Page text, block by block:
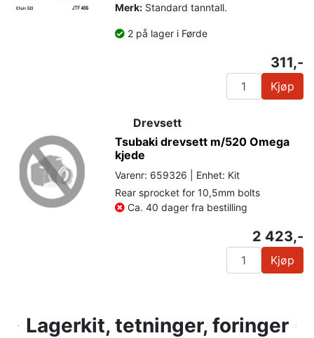
Merk: Standard tanntall.
2 på lager i Førde
311,-
Kjøp
Drevsett
Tsubaki drevsett m/520 Omega
kjede
Varenr: 659326 | Enhet: Kit
Rear sprocket for 10,5mm bolts
Ca. 40 dager fra bestilling
2 423,-
Kjøp
Lagerkit, tetninger, foringer